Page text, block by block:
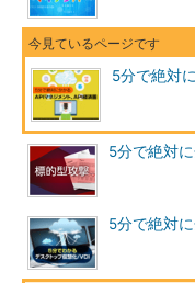
5分で絶対
5分で絶対
5分で絶対